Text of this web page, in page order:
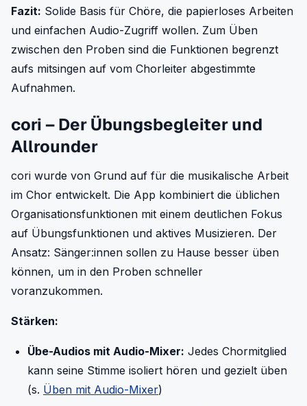
Fazit: Solide Basis für Chöre, die papierloses Arbeiten
und einfachen Audio-Zugriff wollen. Zum Üben
zwischen den Proben sind die Funktionen begrenzt
aufs mitsingen auf vom Chorleiter abgestimmte
Aufnahmen.
cori – Der Übungsbegleiter und
Allrounder
cori wurde von Grund auf für die musikalische Arbeit
im Chor entwickelt. Die App kombiniert die üblichen
Organisationsfunktionen mit einem deutlichen Fokus
auf Übungsfunktionen und aktives Musizieren. Der
Ansatz: Sänger:innen sollen zu Hause besser üben
können, um in den Proben schneller
voranzukommen.
Stärken:
Übe-Audios mit Audio-Mixer: Jedes Chormitglied
kann seine Stimme isoliert hören und gezielt üben
(s. Üben mit Audio-Mixer)